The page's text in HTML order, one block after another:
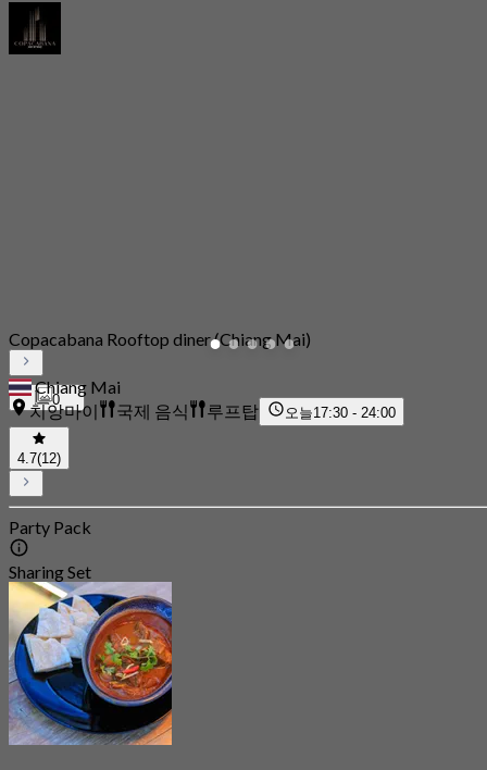
0
Copacabana Rooftop diner (Chiang Mai)
Chiang Mai
치앙마이
국제 음식 루프탑 오늘17:30 - 24:00
4.7(12)
Party Pack
Sharing Set